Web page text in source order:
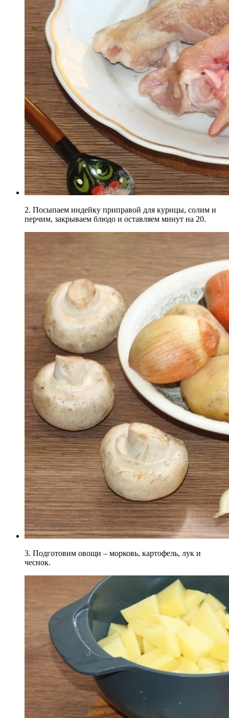
2. Посыпаем индейку приправой для курицы, солим и
перчим, закрываем блюдо и оставляем минут на 20.
3. Подготовим овощи – морковь, картофель, лук и
чеснок.